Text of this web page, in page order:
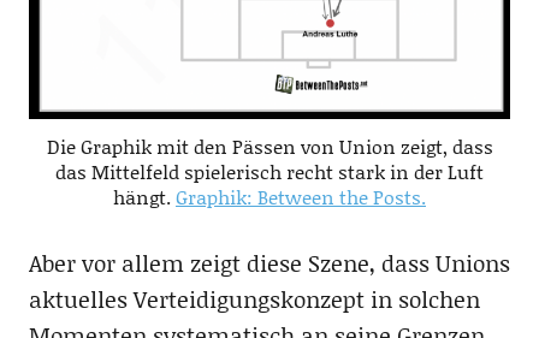
Die Graphik mit den Pässen von Union zeigt, dass
das Mittelfeld spielerisch recht stark in der Luft
hängt.Graphik: Between the Posts.
Aber vor allem zeigt diese Szene, dass Unions
aktuelles Verteidigungskonzept in solchen